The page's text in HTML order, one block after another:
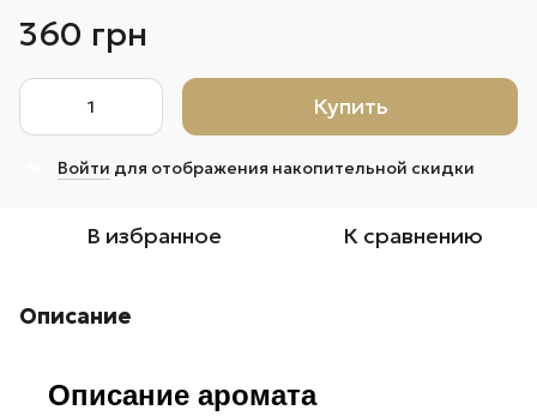
360 грн
Купить
Войти для отображения накопительной скидки
В избранное К сравнению
Описание
Описание аромата